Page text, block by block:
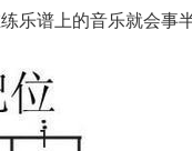
乐谱上的音乐就会事半